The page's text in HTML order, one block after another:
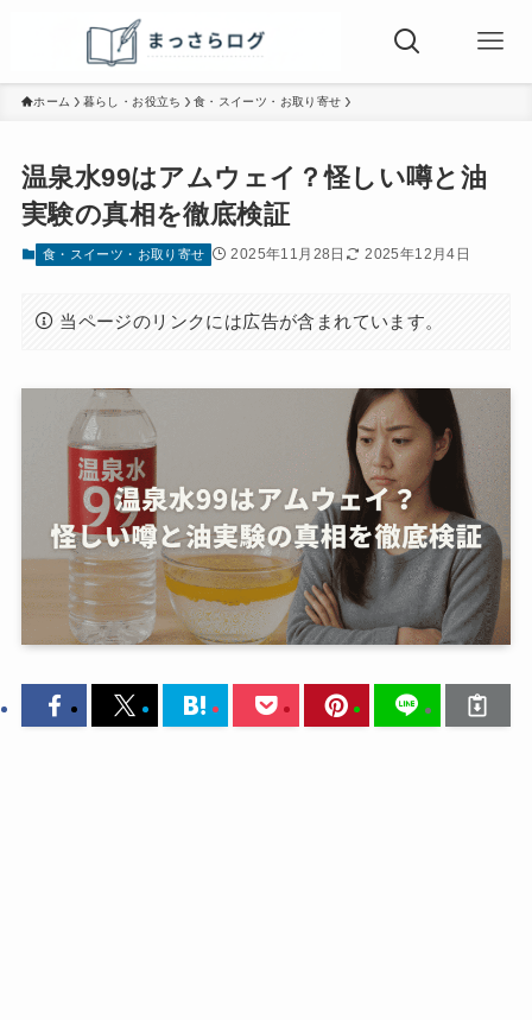
ホーム 暮らし・お役立ち 食・スイーツ・お取り寄せ
温泉水99はアムウェイ？怪しい噂と油
実験の真相を徹底検証
食・スイーツ・お取り寄せ 2025年11月28日 2025年12月4日
当ページのリンクには広告が含まれています。